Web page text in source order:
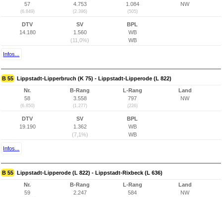
57
(6.849)
4.753
(2.396)
1.084
(505)
NW
DTV
14.180
SV
1.560
(11,0%)
BPL
WB
WB
Infos...
B 55 Lippstadt-Lipperbruch (K 75) - Lippstadt-Lipperode (L 822)
Nr.
58
(6.850)
B-Rang
3.558
(1.277)
L-Rang
797
(226)
Land
NW
DTV
19.190
SV
1.362
(7,1%)
BPL
WB
WB
Infos...
B 55 Lippstadt-Lipperode (L 822) - Lippstadt-Rixbeck (L 636)
Nr.
59
B-Rang
2.247
L-Rang
584
Land
NW